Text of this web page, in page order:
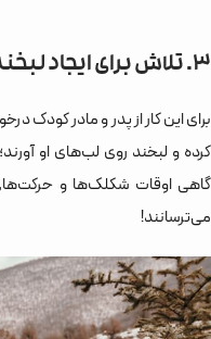
3. تلاش برای ایجاد لبخند کودک
برای این کار از پدر و مادر کودک
کرده و لبخند روی لب‌های او
گاهی اوقات شکلک‌ها و
می‌ترسانند!